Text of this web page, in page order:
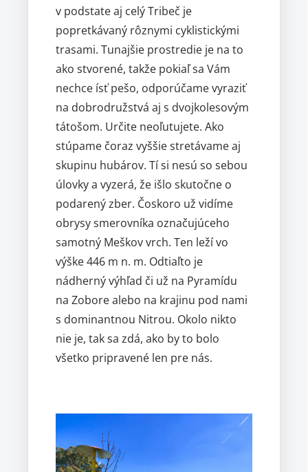
v podstate aj celý Tribeč je
popretkávaný rôznymi cyklistickými
trasami. Tunajšie prostredie je na to
ako stvorené, takže pokiaľ sa Vám
nechce ísť pešo, odporúčame vyraziť
na dobrodružstvá aj s dvojkolesovým
tátošom. Určite neoľutujete. Ako
stúpame čoraz vyššie stretávame aj
skupinu hubárov. Tí si nesú so sebou
úlovky a vyzerá, že išlo skutočne o
podarený zber. Čoskoro už vidíme
obrysy smerovníka označujúceho
samotný Meškov vrch. Ten leží vo
výške 446 m n. m. Odtiaľto je
nádherný výhľad či už na Pyramídu
na Zobore alebo na krajinu pod nami
s dominantnou Nitrou. Okolo nikto
nie je, tak sa zdá, ako by to bolo
všetko pripravené len pre nás.